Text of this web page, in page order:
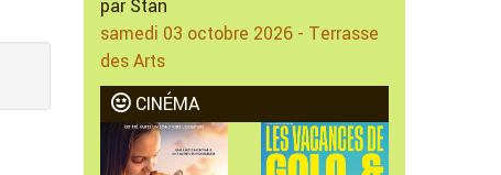
par Stan
samedi 03 octobre 2026 - Terrasse
des Arts
CINÉMA